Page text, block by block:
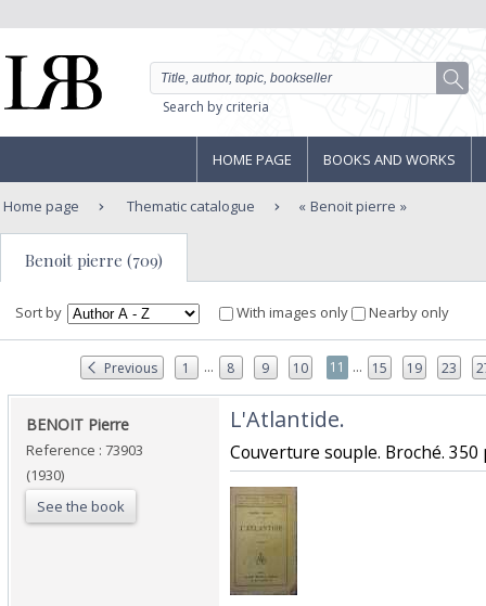
Search by criteria
HOME PAGE BOOKS AND WORKS
Home page Thematic catalogue Benoit pierre
Benoit pierre (709)
Sort by With images only Nearby only
Previous 1 ... 8 9 10 11 ... 15 19 23
‎BENOIT Pierre ‎
Reference : 73903
(1930)
See the book
‎L'Atlantide.‎
‎Couverture souple. Broché. 350